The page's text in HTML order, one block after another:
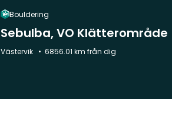
Bouldering
Sebulba, VO Klätterområde
Kommun:
Västervik 6856.01 km från dig